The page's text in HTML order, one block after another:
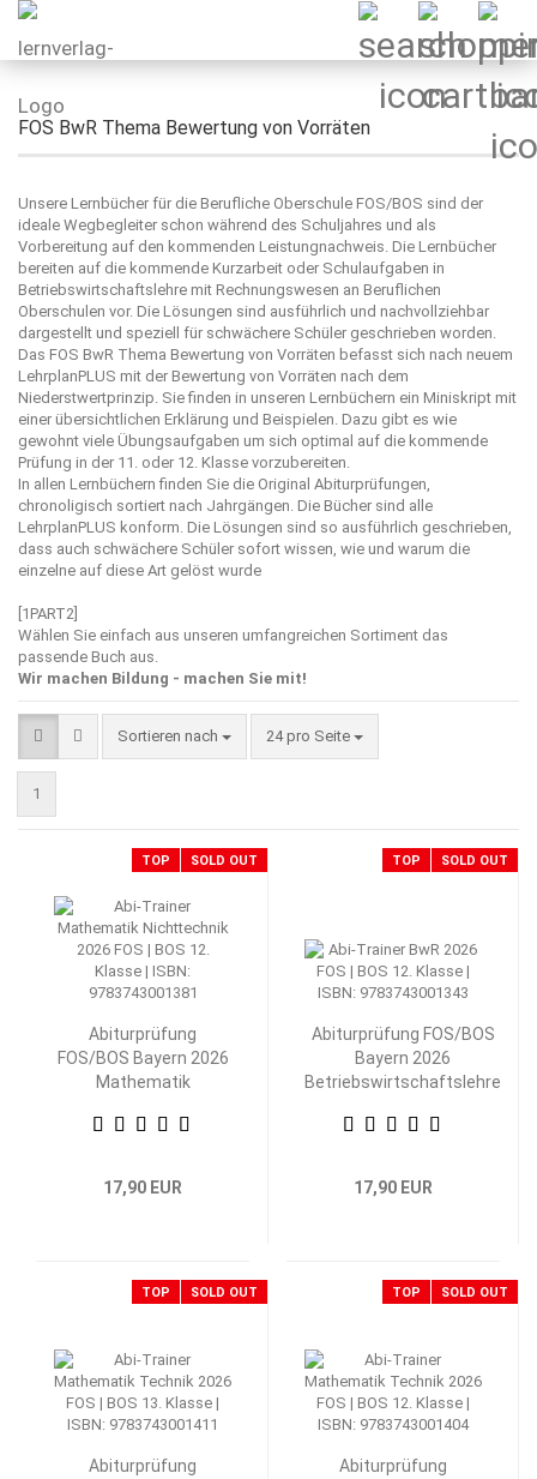
FOS BwR Thema Bewertung von Vorräten
Unsere Lernbücher für die Berufliche Oberschule FOS/BOS sind der
ideale Wegbegleiter schon während des Schuljahres und als
Vorbereitung auf den kommenden Leistungnachweis. Die Lernbücher
bereiten auf die kommende Kurzarbeit oder Schulaufgaben in
Betriebswirtschaftslehre mit Rechnungswesen an Beruflichen
Oberschulen vor. Die Lösungen sind ausführlich und nachvollziehbar
dargestellt und speziell für schwächere Schüler geschrieben worden.
Das FOS BwR Thema Bewertung von Vorräten befasst sich nach neuem
LehrplanPLUS mit der Bewertung von Vorräten nach dem
Niederstwertprinzip. Sie finden in unseren Lernbüchern ein Miniskript mit
einer übersichtlichen Erklärung und Beispielen. Dazu gibt es wie
gewohnt viele Übungsaufgaben um sich optimal auf die kommende
Prüfung in der 11. oder 12. Klasse vorzubereiten.
In allen Lernbüchern finden Sie die Original Abiturprüfungen,
chronoligisch sortiert nach Jahrgängen. Die Bücher sind alle
LehrplanPLUS konform. Die Lösungen sind so ausführlich geschrieben,
dass auch schwächere Schüler sofort wissen, wie und warum die
einzelne auf diese Art gelöst wurde
[1PART2]
Wählen Sie einfach aus unseren umfangreichen Sortiment das
passende Buch aus.
Wir machen Bildung - machen Sie mit!
Sortieren nach
Sortieren nach 24 pro Seite
pro Seite
1
TOP SOLD OUT
Abiturprüfung
FOS/BOS Bayern 2026
Mathematik
Klasse
17,90 EUR
TOP SOLD OUT
Abiturprüfung FOS/BOS
Bayern 2026
Betriebswirtschaftslehre
Klasse
17,90 EUR
TOP SOLD OUT
Abiturprüfung
TOP SOLD OUT
Abiturprüfung